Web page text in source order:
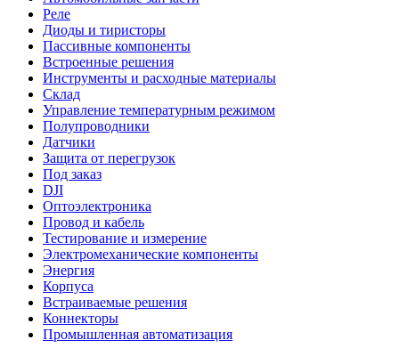
Реле
Диоды и тиристоры
Пассивные компоненты
Встроенные решения
Инструменты и расходные материалы
Склад
Управление температурным режимом
Полупроводники
Датчики
Защита от перегрузок
Под заказ
DJI
Оптоэлектроника
Провод и кабель
Тестирование и измерение
Электромеханические компоненты
Энергия
Корпуса
Встраиваемые решения
Коннекторы
Промышленная автоматизация